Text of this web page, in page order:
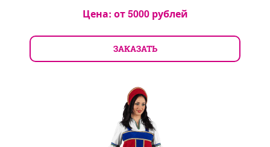
Цена: от5000рублей
ЗАКАЗАТЬ